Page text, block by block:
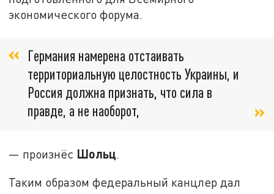
экономического форума.
Германия намерена отстаивать
территориальную целостность Украины, и
Россия должна признать, что сила в
правде, а не наоборот,
— произнёс Шольц.
Таким образом федеральный канцлер дал